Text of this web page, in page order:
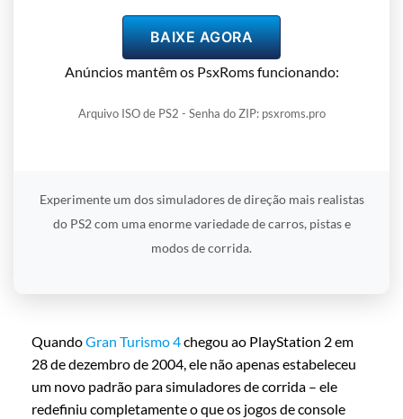
BAIXE AGORA
Anúncios mantêm os PsxRoms funcionando:
Arquivo ISO de PS2 - Senha do ZIP: psxroms.pro
Experimente um dos simuladores de direção mais realistas
do PS2 com uma enorme variedade de carros, pistas e
modos de corrida.
QuandoGran Turismo 4chegou ao PlayStation 2 em
28 de dezembro de 2004, ele não apenas estabeleceu
um novo padrão para simuladores de corrida – ele
redefiniu completamente o que os jogos de console